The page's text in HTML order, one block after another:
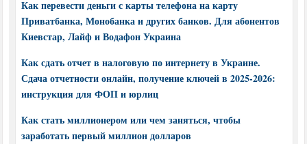
Как перевести деньги с карты телефона на карту
Приватбанка, Монобанка и других банков. Для абонентов
Киевстар, Лайф и Водафон Украина
Как сдать отчет в налоговую по интернету в Украине.
Сдача отчетности онлайн, получение ключей в 2025-2026:
инструкция для ФОП и юрлиц
Как стать миллионером или чем заняться, чтобы
заработать первый миллион долларов